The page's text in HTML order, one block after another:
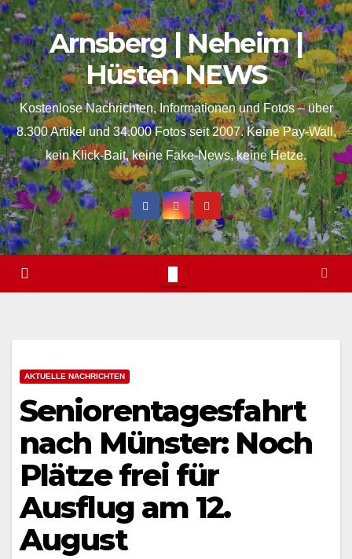
springen
Skip
to
content
Arnsberg | Neheim |
Hüsten NEWS
Kostenlose Nachrichten, Informationen und Fotos – über
8.300 Artikel und 34.000 Fotos seit 2007. Keine Pay-Wall,
kein Klick-Bait, keine Fake-News, keine Hetze.
AKTUELLE NACHRICHTEN
Seniorentagesfahrt
nach Münster: Noch
Plätze frei für
Ausflug am 12.
August